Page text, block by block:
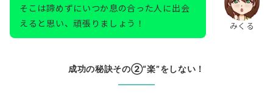
みくる
そこは諦めずにいつか息の合った人に出会
えると思い、頑張りましょう！
成功の秘訣その②“楽”をしない！